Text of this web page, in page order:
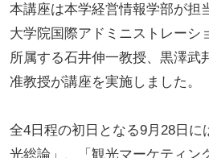
本講座は本学経営情報学部が担
大学院国際アドミニストレーシ
所属する石井伸一教授、黒澤武
准教授が講座を実施しました。
全4日程の初日となる9月28日に
光総論」、「観光マーケティン